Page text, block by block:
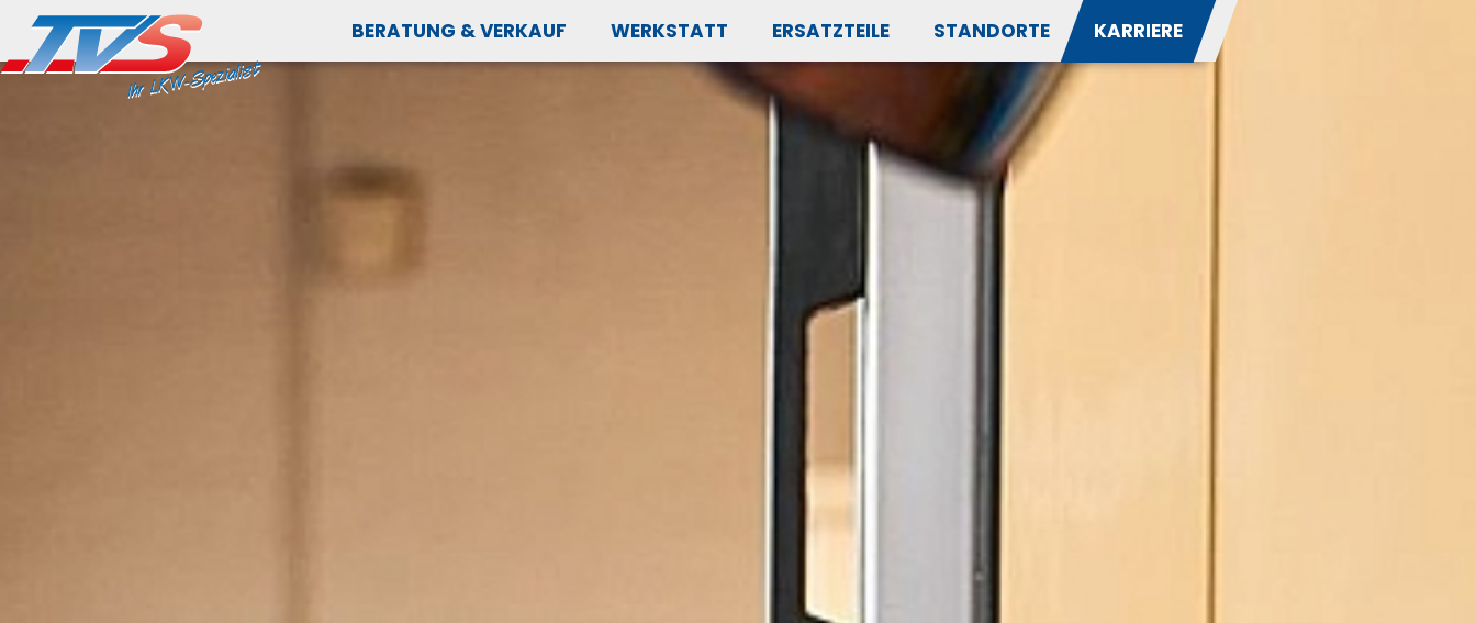
BERATUNG & VERKAUF WERKSTATT ERSATZTEILE STANDORTE KARRIERE